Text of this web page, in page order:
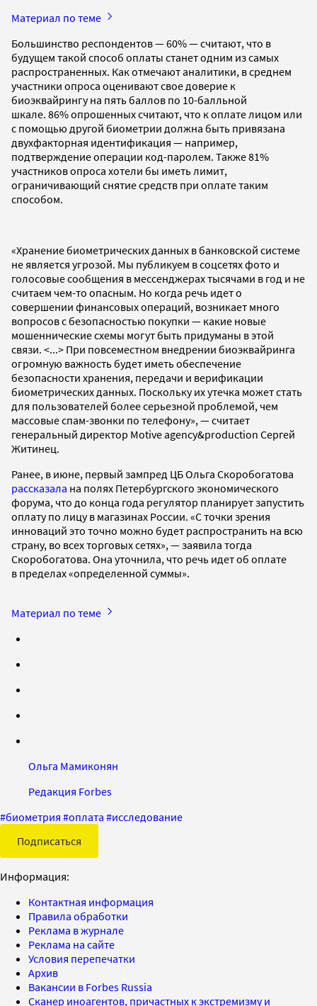
Материал по теме
Большинство респондентов — 60% — считают, что в
будущем такой способ оплаты станет одним из самых
распространенных. Как отмечают аналитики, в среднем
участники опроса оценивают свое доверие к
биоэквайрингу на пять баллов по 10-балльной
шкале. 86% опрошенных считают, что к оплате лицом или
с помощью другой биометрии должна быть привязана
двухфакторная идентификация — например,
подтверждение операции код-паролем. Также 81%
участников опроса хотели бы иметь лимит,
ограничивающий снятие средств при оплате таким
способом.
«‎Хранение биометрических данных в банковской системе
не является угрозой. Мы публикуем в соцсетях фото и
голосовые сообщения в мессенджерах тысячами в год и не
считаем чем-то опасным. Но когда речь идет о
совершении финансовых операций, возникает много
вопросов с безопасностью покупки — какие новые
мошеннические схемы могут быть придуманы в этой
связи. <...> При повсеместном внедрении биоэквайринга
огромную важность будет иметь обеспечение
безопасности хранения, передачи и верификации
биометрических данных. Поскольку их утечка может стать
для пользователей более серьезной проблемой, чем
массовые спам-звонки по телефону», — считает
генеральный директор Motive agency&production Сергей
Житинец.
Ранее, в июне, первый зампред ЦБ Ольга Скоробогатова
рассказала на полях Петербургского экономического
форума, что до конца года регулятор планирует запустить
оплату по лицу в магазинах России. «С точки зрения
инноваций это точно можно будет распространить на всю
страну, во всех торговых сетях», — заявила тогда
Скоробогатова. Она уточнила, что речь идет об оплате
в пределах «определенной суммы».
Материал по теме
Ольга Мамиконян
Редакция Forbes
#биометрия #оплата #исследование
Подписаться
Информация:
Контактная информация
Правила обработки
Реклама в журнале
Реклама на сайте
Условия перепечатки
Архив
Вакансии в Forbes Russia
Сканер иноагентов, причастных к экстремизму и